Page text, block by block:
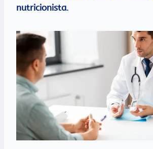
nutricionista.